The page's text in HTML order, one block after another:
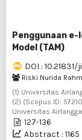
Penggunaan
Model (TAM)
DOI :
Riski Nurida
(1) Universitas
(2) (Scopus ID:
Universitas
127-136
Abstract : 1165